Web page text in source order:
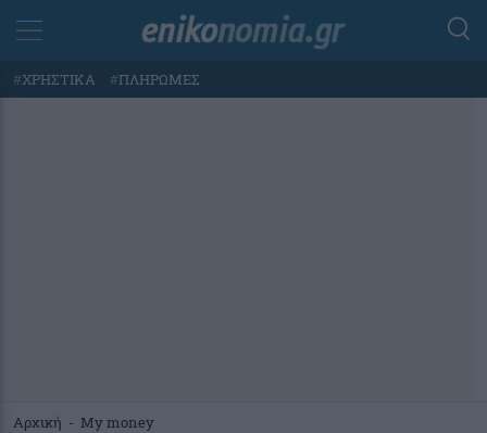
#ΧΡΗΣΤΙΚΑ #ΠΛΗΡΩΜΕΣ
Αρχική - My money